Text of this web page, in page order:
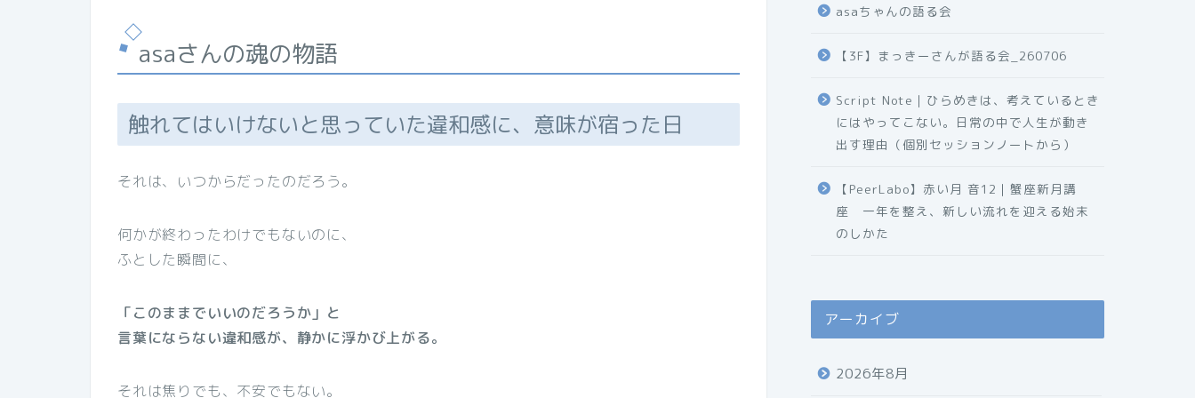
asaさんの魂の物語
触れてはいけないと思っていた違和感に、意味が宿った日
それは、いつからだったのだろう。
何かが終わったわけでもないのに、
ふとした瞬間に、
「このままでいいのだろうか」と
言葉にならない違和感が、静かに浮かび上がる。
それは焦りでも、不安でもない。
asaちゃんの語る会
【3F】まっきーさんが語る会_260706
Script Note｜ひらめきは、考えているとき
にはやってこない。日常の中で人生が動き
出す理由（個別セッションノートから）
【PeerLabo】赤い月 音12｜蟹座新月講
座 一年を整え、新しい流れを迎える始末
のしかた
アーカイブ
2026年8月